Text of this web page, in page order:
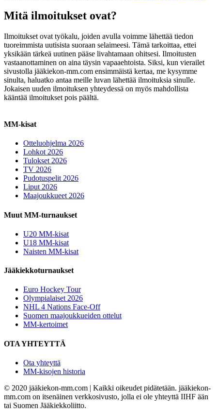
Mitä ilmoitukset ovat?
Ilmoitukset ovat työkalu, joiden avulla voimme lähettää tiedon
tuoreimmista uutisista suoraan selaimeesi. Tämä tarkoittaa, ettei
yksikään tärkeä uutinen pääse livahtamaan ohitsesi. Ilmoitusten
vastaanottaminen on aina täysin vapaaehtoista. Siksi, kun vierailet
sivustolla jääkiekon-mm.com ensimmäistä kertaa, me kysymme
sinulta, haluatko antaa meille luvan lähettää ilmoituksia sinulle.
Jokaisen uuden ilmoituksen yhteydessä on myös mahdollista
kääntää ilmoitukset pois päältä.
MM-kisat
Otteluohjelma 2026
Lohkot 2026
Tulokset 2026
TV 2026
Pudotuspelit 2026
Liput 2026
Maajoukkueet 2026
Muut MM-turnaukset
U20 MM-kisat
U18 MM-kisat
Naisten MM-kisat
Jääkiekkoturnaukset
Euro Hockey Tour
Olympialaiset 2026
NHL 4 Nations Face-Off
Suomen maajoukkueiden ottelut
MM-kertoimet
OTA YHTEYTTÄ
Ota yhteyttä
MM-kisojen historia
© 2020 jääkiekon-mm.com | Kaikki oikeudet pidätetään. jääkiekon-
mm.com on itsenäinen verkkosivusto, jolla ei ole yhteyttä IIHF ään
tai Suomen Jääkiekkoliitto.